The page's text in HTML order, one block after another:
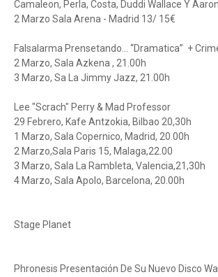
Camaleon, Perla, Costa, Duddi Wallace Y
2 Marzo Sala Arena - Madrid 13/ 15€
Falsalarma Prensetando… “Dramatica” +
2 Marzo, Sala Azkena , 21.00h
3 Marzo, Sa La Jimmy Jazz, 21.00h
Lee "Scrach" Perry & Mad Professor
29 Febrero, Kafe Antzokia, Bilbao 20,30h
1 Marzo, Sala Copernico, Madrid, 20.00h
2 Marzo,Sala Paris 15, Malaga,22.00
3 Marzo, Sala La Rambleta, Valencia,21,30h
4 Marzo, Sala Apolo, Barcelona, 20.00h
Stage Planet
Phronesis Presentación De Su Nuevo Disco